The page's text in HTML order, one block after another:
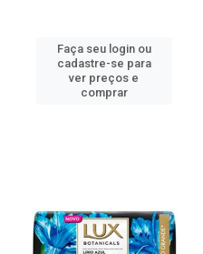
Faça seu login ou
cadastre-se para
ver preços e
comprar